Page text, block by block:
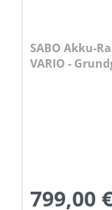
SABO Akku-
VARIO -
799,00